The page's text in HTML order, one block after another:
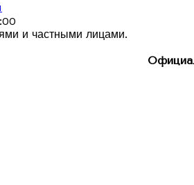
и частными лицами.